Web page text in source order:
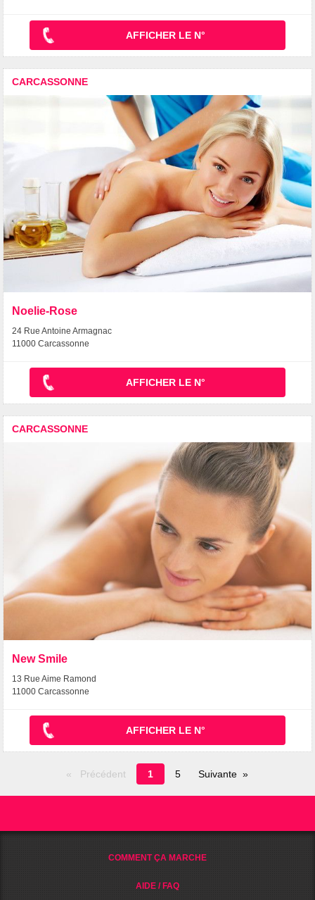
AFFICHER LE N°
CARCASSONNE
Noelie-Rose
24 Rue Antoine Armagnac
11000 Carcassonne
AFFICHER LE N°
CARCASSONNE
New Smile
13 Rue Aime Ramond
11000 Carcassonne
AFFICHER LE N°
Précédent
Page
en
1 5 Suivante
COMMENT ÇA MARCHE
AIDE / FAQ